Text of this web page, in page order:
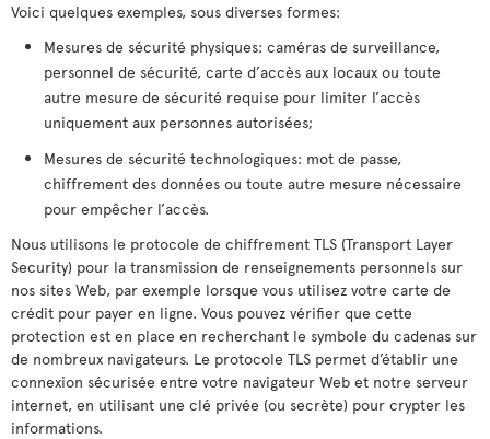
Voici quelques exemples, sous diverses formes:
Mesures de sécurité physiques: caméras de surveillance,
personnel de sécurité, carte d’accès aux locaux ou toute
autre mesure de sécurité requise pour limiter l’accès
uniquement aux personnes autorisées;
Mesures de sécurité technologiques: mot de passe,
chiffrement des données ou toute autre mesure nécessaire
pour empêcher l’accès.
Nous utilisons le protocole de chiffrement TLS (Transport Layer
Security) pour la transmission de renseignements personnels sur
nos sites Web, par exemple lorsque vous utilisez votre carte de
crédit pour payer en ligne. Vous pouvez vérifier que cette
protection est en place en recherchant le symbole du cadenas sur
de nombreux navigateurs. Le protocole TLS permet d’établir une
connexion sécurisée entre votre navigateur Web et notre serveur
internet, en utilisant une clé privée (ou secrète) pour crypter les
informations.